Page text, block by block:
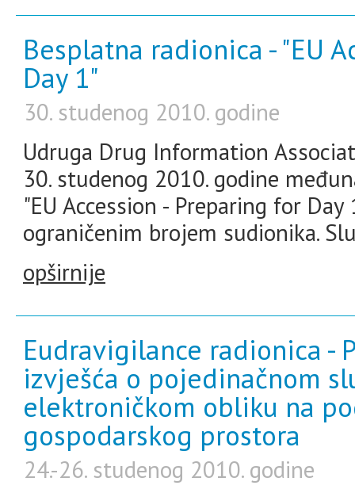
Besplatna radionica - "EU
Day 1"
30. studenog 2010. godine
Udruga Drug Information
30. studenog 2010. godine
"EU Accession - Preparing for
ograničenim brojem sudionika.
opširnije
Eudravigilance radionica -
izvješća o pojedinačnom
elektroničkom obliku na
gospodarskog prostora
24.-26. studenog 2010. godine